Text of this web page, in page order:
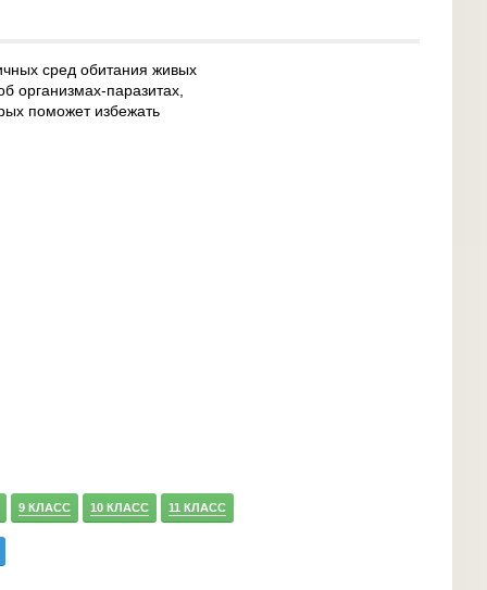
сред обитания живых
организмах-паразитах,
поможет избежать
9 КЛАСС 10 КЛАСС 11 КЛАСС